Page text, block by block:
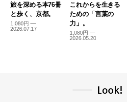
旅を深める本76冊
と歩く、京都。
1,080円 —
2026.07.17
これからを生きる
ための「言葉の
力」。
1,080円 —
2026.05.20
Look!